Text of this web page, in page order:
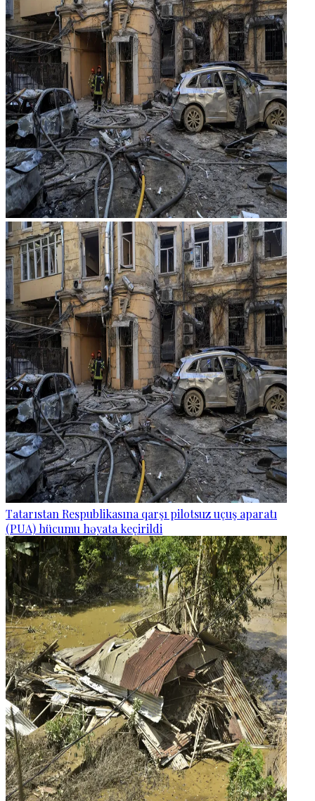
Tatarıstan Respublikasına qarşı pilotsuz uçuş aparatı
(PUA) hücumu həyata keçirildi